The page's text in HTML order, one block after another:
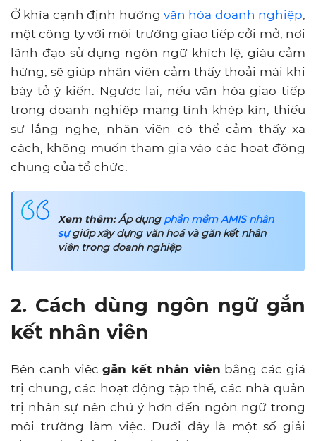
Ở khía cạnh định hướng văn hóa doanh nghiệp,
một công ty với môi trường giao tiếp cởi mở, nơi
lãnh đạo sử dụng ngôn ngữ khích lệ, giàu cảm
hứng, sẽ giúp nhân viên cảm thấy thoải mái khi
bày tỏ ý kiến. Ngược lại, nếu văn hóa giao tiếp
trong doanh nghiệp mang tính khép kín, thiếu
sự lắng nghe, nhân viên có thể cảm thấy xa
cách, không muốn tham gia vào các hoạt động
chung của tổ chức.
Xem thêm:Áp dụng phần mềm AMIS nhân
sựgiúp xây dựng văn hoá và găn kết nhân
viên trong doanh nghiệp
2. Cách dùng ngôn ngữ gắn
kết nhân viên
Bên cạnh việcgắn kết nhân viên bằng các giá
trị chung, các hoạt động tập thể, các nhà quản
trị nhân sự nên chú ý hơn đến ngôn ngữ trong
môi trường làm việc. Dưới đây là một số giải